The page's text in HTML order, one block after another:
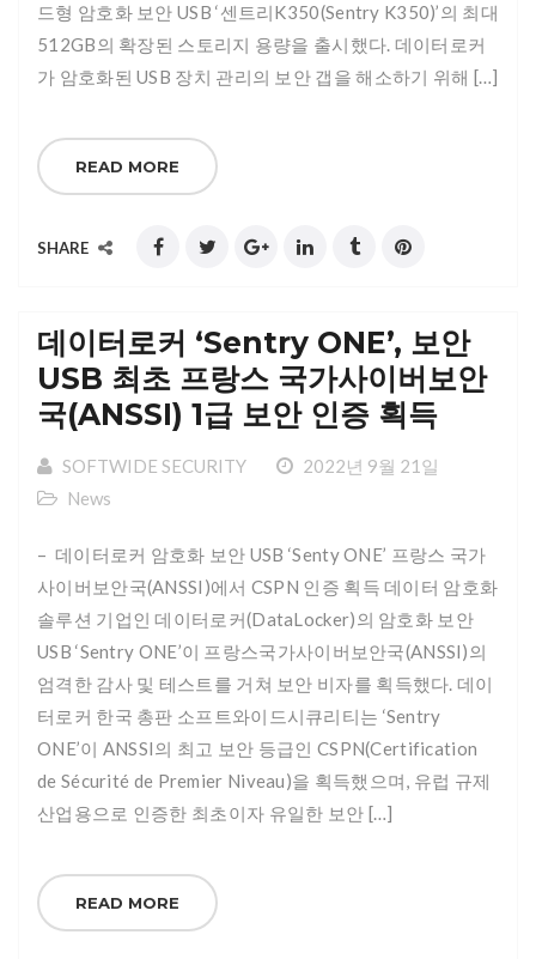
드형 암호화 보안 USB ‘센트리K350(Sentry K350)’의 최대
512GB의 확장된 스토리지 용량을 출시했다. 데이터로커
가 암호화된 USB 장치 관리의 보안 갭을 해소하기 위해 […]
READ MORE
SHARE
데이터로커 ‘Sentry ONE’, 보안
USB 최초 프랑스 국가사이버보안
국(ANSSI) 1급 보안 인증 획득
SOFTWIDE SECURITY
2022년 9월 21일
News
– 데이터로커 암호화 보안 USB ‘Senty ONE’ 프랑스 국가
사이버보안국(ANSSI)에서 CSPN 인증 획득 데이터 암호화
솔루션 기업인 데이터로커(DataLocker)의 암호화 보안
USB ‘Sentry ONE’이 프랑스국가사이버보안국(ANSSI)의
엄격한 감사 및 테스트를 거쳐 보안 비자를 획득했다. 데이
터로커 한국 총판 소프트와이드시큐리티는 ‘Sentry
ONE’이 ANSSI의 최고 보안 등급인 CSPN(Certification
de Sécurité de Premier Niveau)을 획득했으며, 유럽 규제
산업용으로 인증한 최초이자 유일한 보안 […]
READ MORE